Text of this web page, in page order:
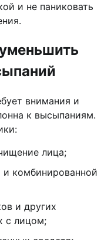
и не паниковать
внимания и
к высыпаниям.
лица;
комбинированной
и других
с лицом;